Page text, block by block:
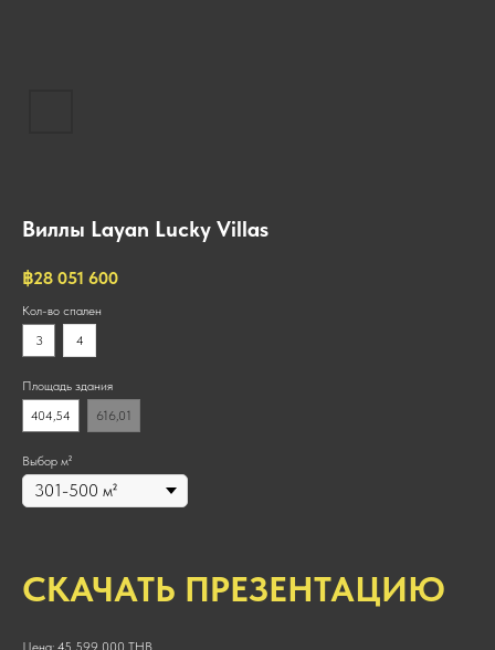
Виллы Layan Lucky Villas
฿28 051 600
Кол-во спален
3
4
Площадь здания
404,54
616,01
Выбор м²
СКАЧАТЬ ПРЕЗЕНТАЦИЮ
Цена: 45 599 000 THB